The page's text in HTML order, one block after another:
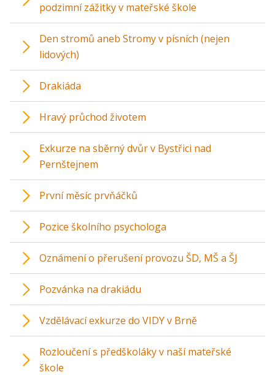
podzimní zážitky v mateřské škole
Den stromů aneb Stromy v písních (nejen
lidových)
Drakiáda
Hravý průchod životem
Exkurze na sběrný dvůr v Bystřici nad
Pernštejnem
První měsíc prvňáčků
Pozice školního psychologa
Oznámení o přerušení provozu ŠD, MŠ a ŠJ
Pozvánka na drakiádu
Vzdělávací exkurze do VIDY v Brně
Rozloučení s předškoláky v naší mateřské
škole